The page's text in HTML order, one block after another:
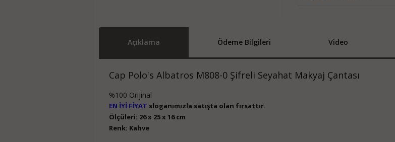
Açıklama Ödeme Bilgileri Video
Cap Polo's Albatros M808-0 Şifreli Seyahat Makyaj Çantası
%100 Orijinal
EN İYİ FİYAT sloganımızla satışta olan fırsattır.
Ölçüleri: 26 x 25 x 16 cm
Renk: Kahve